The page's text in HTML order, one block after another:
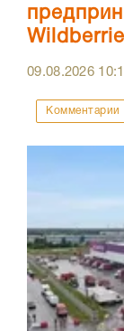
09.08.2026
Комментарии